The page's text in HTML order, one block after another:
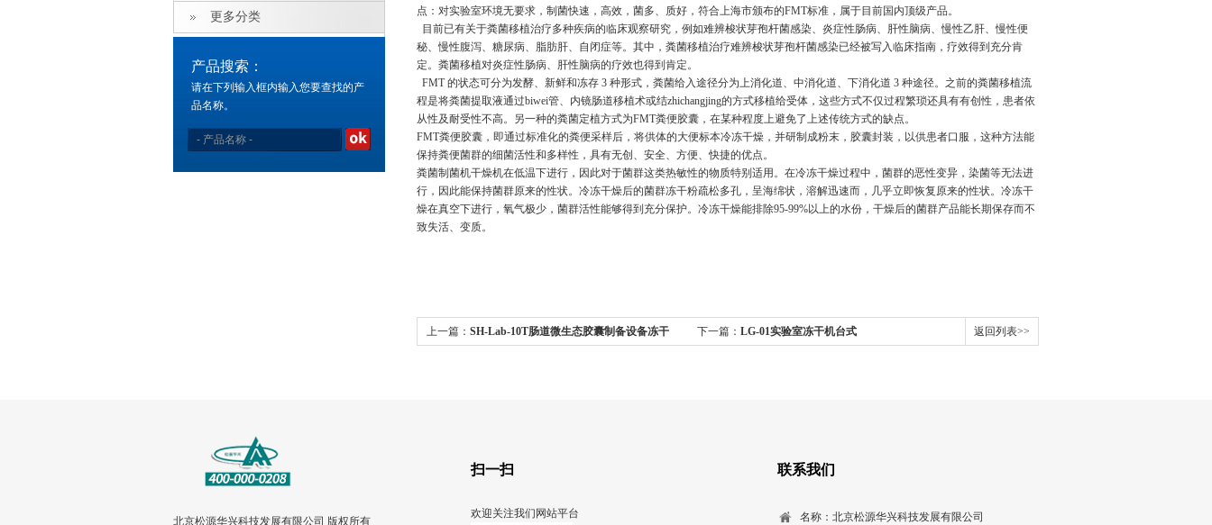
更多分类
产品搜索：
请在下列输入框内输入您要查找的产
品名称。
点：对实验室环境无要求，制菌快速，高效，菌多、质好，符合上海市颁布的FMT标准，属于目前国内顶级产品。
目前已有关于粪菌移植治疗多种疾病的临床观察研究，例如难辨梭状芽孢杆菌感染、炎症性肠病、肝性脑病、慢性乙肝、慢性便
秘、慢性腹泻、糖尿病、脂肪肝、自闭症等。其中，粪菌移植治疗难辨梭状芽孢杆菌感染已经被写入临床指南，疗效得到充分肯
定。粪菌移植对炎症性肠病、肝性脑病的疗效也得到肯定。
FMT的状态可分为发酵、新鲜和冻存 3 种形式，粪菌给入途径分为上消化道、中消化道、下消化道 3 种途径。之前的粪菌移植流
程是将粪菌提取液通过biwei管、内镜肠道移植术或结zhichangjing的方式移植给受体，这些方式不仅过程繁琐还具有有创性，患者依
从性及耐受性不高。另一种的粪菌定植方式为FMT粪便胶囊，在某种程度上避免了上述传统方式的缺点。
FMT粪便胶囊，即通过标准化的粪便采样后，将供体的大便标本冷冻干燥，并研制成粉末，胶囊封装，以供患者口服，这种方法能
保持粪便菌群的细菌活性和多样性，具有无创、安全、方便、快捷的优点。
粪菌制菌机干燥机在低温下进行，因此对于菌群这类热敏性的物质特别适用。在冷冻干燥过程中，菌群的恶性变异，染菌等无法进
行，因此能保持菌群原来的性状。冷冻干燥后的菌群冻干粉疏松多孔，呈海绵状，溶解迅速而，几乎立即恢复原来的性状。冷冻干
燥在真空下进行，氧气极少，菌群活性能够得到充分保护。冷冻干燥能排除95-99%以上的水份，干燥后的菌群产品能长期保存而不
致失活、变质。
上一篇： SH-Lab-10T肠道微生态胶囊制备设备冻干 下一篇： LG-01实验室冻干机台式 返回列表>>
北京松源华兴科技发展有限公司 版权所有
扫一扫
欢迎关注我们网站平台
联系我们
名称：北京松源华兴科技发展有限公司